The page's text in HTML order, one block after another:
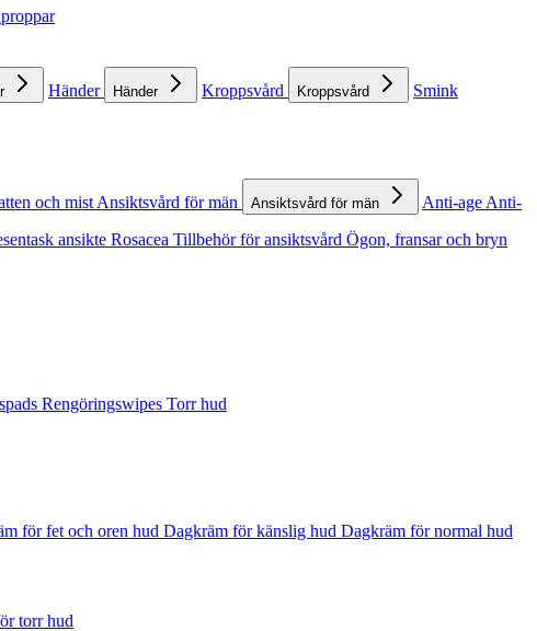
Händer Händer Kroppsvård Kroppsvård Smink
och mist Ansiktsvård för män Ansiktsvård för män Anti-age Anti-
ansikte Rosacea Tillbehör för ansiktsvård Ögon, fransar och bryn
Rengöringswipes Torr hud
för fet och oren hud Dagkräm för känslig hud Dagkräm för normal hud
torr hud